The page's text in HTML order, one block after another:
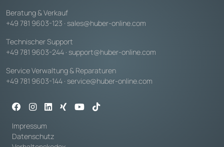
Beratung & Verkauf
+49 781 9603-123 · sales@huber-online.com
Technischer Support
+49 781 9603-244 · support@huber-online.com
Service Verwaltung & Reparaturen
+49 781 9603-144 · service@huber-online.com
Impressum
Datenschutz